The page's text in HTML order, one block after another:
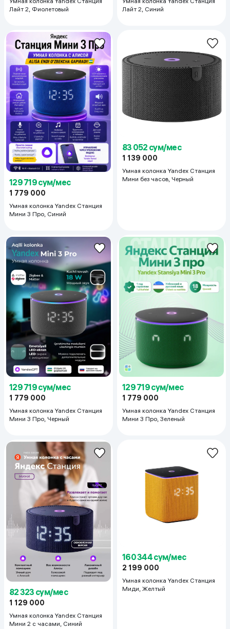
Лайт 2, Фиолетовый
Лайт 2, Синий
129 719 сум/мес
1 779 000
Умная колонка Yandex Станция
Мини 3 Про, Синий
83 052 сум/мес
1 139 000
Умная колонка Yandex Станция
Мини без часов, Черный
129 719 сум/мес
1 779 000
Умная колонка Yandex Станция
Мини 3 Про, Черный
129 719 сум/мес
1 779 000
Умная колонка Yandex Станция
Мини 3 Про, Зеленый
82 323 сум/мес
1 129 000
Умная колонка Yandex Станция
Мини 2 с часами, Синий
160 344 сум/мес
2 199 000
Умная колонка Yandex Станция
Миди, Желтый